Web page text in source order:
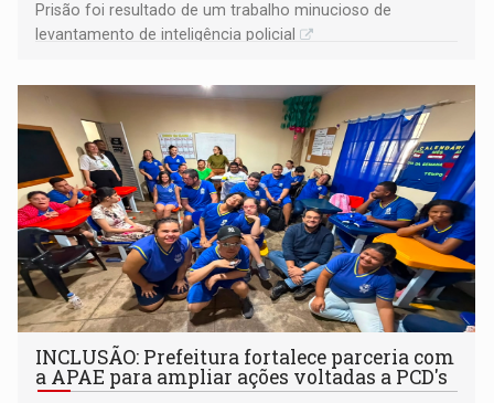
Prisão foi resultado de um trabalho minucioso de
levantamento de inteligência policial
INCLUSÃO: Prefeitura fortalece parceria com
a APAE para ampliar ações voltadas a PCD's